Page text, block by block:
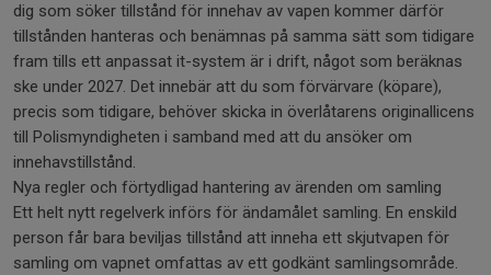
dig som söker tillstånd för innehav av vapen kommer därför
tillstånden hanteras och benämnas på samma sätt som tidigare
fram tills ett anpassat it-system är i drift, något som beräknas
ske under 2027. Det innebär att du som förvärvare (köpare),
precis som tidigare, behöver skicka in överlåtarens originallicens
till Polismyndigheten i samband med att du ansöker om
innehavstillstånd.
Nya regler och förtydligad hantering av ärenden om samling
Ett helt nytt regelverk införs för ändamålet samling. En enskild
person får bara beviljas tillstånd att inneha ett skjutvapen för
samling om vapnet omfattas av ett godkänt samlingsområde.